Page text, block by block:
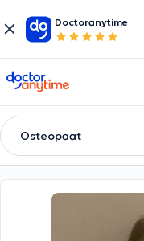
Doctoranytime
doctoranytime
Osteopaat